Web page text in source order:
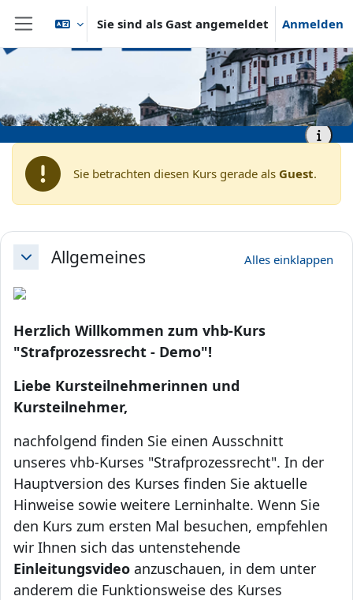
Zum Hauptinhalt
Website-Übersicht
Sie sind als Gast angemeldet Anmelden
vhb - Prof. Hilgendorf, Prof. Bosch, Prof. Kudlich, Prof. Satzger
vhb - Strafprozessrecht - Demo
Sie betrachten diesen Kurs gerade als Guest.
Abschnittsübersicht
EinklappenAllgemeines Alles einklappen
Herzlich Willkommen zum vhb-Kurs
"Strafprozessrecht - Demo"!
Liebe Kursteilnehmerinnen und
Kursteilnehmer,
nachfolgend finden Sie einen Ausschnitt
unseres vhb-Kurses "Strafprozessrecht". In der
Hauptversion des Kurses finden Sie aktuelle
Hinweise sowie weitere Lerninhalte. Wenn Sie
den Kurs zum ersten Mal besuchen, empfehlen
wir Ihnen sich das untenstehende
Einleitungsvideo anzuschauen, in dem unter
anderem die Funktionsweise des Kurses